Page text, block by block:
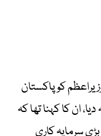
کو پاکستان
ان کا کہنا تھا کہ
سرمایہ کاری